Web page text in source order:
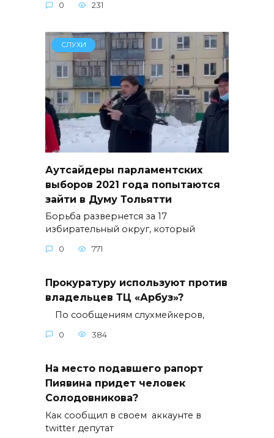
0 231
СЛУХИ
Аутсайдеры парламентских
выборов 2021 года попытаются
зайти в Думу Тольятти
Борьба развернется за 17
избирательный округ, который
0 771
Прокуратуру используют против
владельцев ТЦ «Арбуз»?
По сообщениям слухмейкеров,
0 384
На место подавшего рапорт
Пиявина придет человек
Солодовникова?
Как сообщил в своем аккаунте в
twitter депутат